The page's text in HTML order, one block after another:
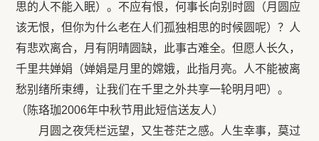
思的人不能入眠）。不应有恨，何事长向别时圆（月圆应
该无恨，但你为什么老在人们孤独相思的时候圆呢）？人
有悲欢离合，月有阴晴圆缺，此事古难全。但愿人长久，
千里共婵娟（婵娟是月里的嫦娥，此指月亮。人不能被离
愁别绪所束缚，让我们在千里之外共享一轮明月吧）。
（陈珞珈2006年中秋节用此短信送友人）
月圆之夜凭栏远望，又生苍茫之感。人生幸事，莫过